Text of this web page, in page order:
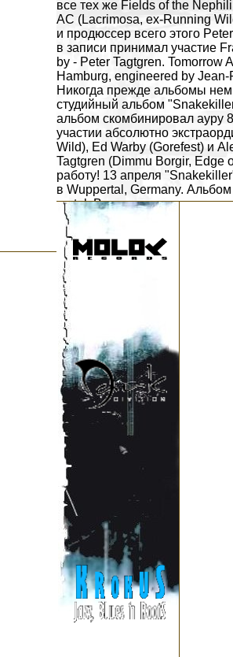
все тех же Fields of the
AC (Lacrimosa, ex-Running
и продюссер всего этого
в записи принимал участие
by - Peter Tagtgren. Tomorrow
Hamburg, engineered by
Никогда прежде альбомы
студийный альбом
альбом скомбинировал ауру
участии абсолютно
Wild), Ed Warby (Gorefest) и
Tagtgren (Dimmu Borgir, Edge
работу! 13 апреля
в Wuppertal, Germany.
metal. В ходе предстоящего
результат своего 10
на фестивале Zillo, и начнут
2000 году, Love Like Blood,
один верстовой столб на
"Enslaved + Condemned".
Yorck и Gunnar Eysel
был задействован в ходе
Condemned" (рабочее
Studios в Farnham близ
полных две недели,
даже солнечное затмение,
Европы в это время. Даже
расположенную в особняке,
ходе этой сессии выполнил
продюсировал такие группы
Efemey удалось придать
сохранив все черты,
Великолепный первый трек,
"Remember", и эпический
классикой группы Love Like
графическое решение,
создан Gunnar Eysel вскоре
лирики, музыки и
Music Studios" над новым
ноябре. "Chronology of a
сборник коверов,
годы 1986-1990, годы 1991-
Bauhaus, ремиксы Love Like
"Честно и прямо говоря,